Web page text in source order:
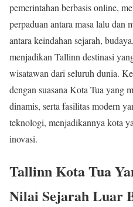
pemerintahan berbasis online,
perpaduan antara masa lalu dan
antara keindahan sejarah,
menjadikan Tallinn destinasi
wisatawan dari seluruh dunia.
dengan suasana Kota Tua yang
dinamis, serta fasilitas modern
teknologi, menjadikannya kota
inovasi.
Tallinn Kota Tua
Nilai Sejarah Luar